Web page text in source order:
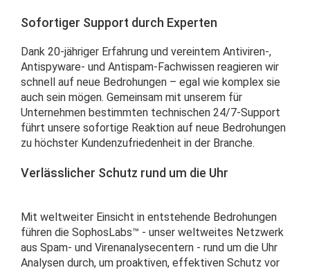
Sofortiger Support durch Experten
Dank 20-jähriger Erfahrung und vereintem Antiviren-,
Antispyware- und Antispam-Fachwissen reagieren wir
schnell auf neue Bedrohungen – egal wie komplex sie
auch sein mögen. Gemeinsam mit unserem für
Unternehmen bestimmten technischen 24/7-Support
führt unsere sofortige Reaktion auf neue Bedrohungen
zu höchster Kundenzufriedenheit in der Branche.
Verlässlicher Schutz rund um die Uhr
Mit weltweiter Einsicht in entstehende Bedrohungen
führen die SophosLabs™ - unser weltweites Netzwerk
aus Spam- und Virenanalysecentern - rund um die Uhr
Analysen durch, um proaktiven, effektiven Schutz vor